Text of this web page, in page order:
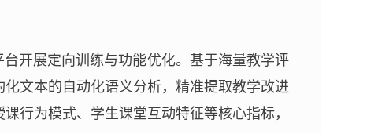
开展定向训练与功能优化。基于海量教学评
文本的自动化语义分析，精准提取教学改进
行为模式、学生课堂互动特征等核心指标，